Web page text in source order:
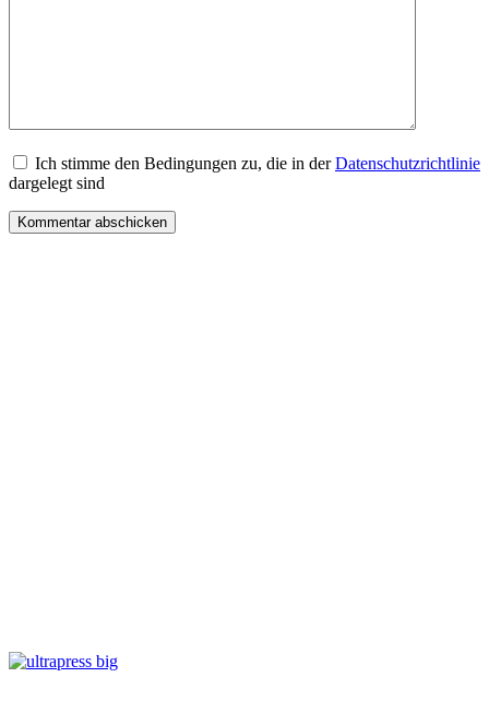
Ich stimme den Bedingungen zu, die in derDatenschutzrichtlinie
dargelegt sind